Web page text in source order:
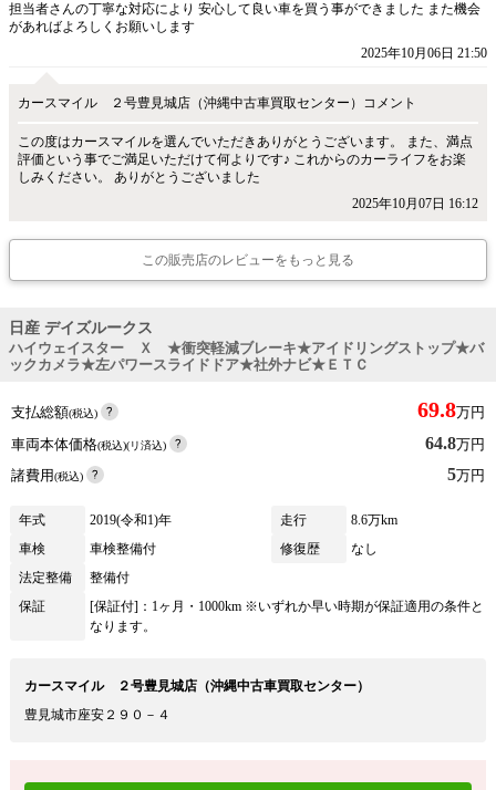
担当者さんの丁寧な対応により 安心して良い車を買う事ができました また機会
があればよろしくお願いします
2025年10月06日 21:50
カースマイル ２号豊見城店（沖縄中古車買取センター）コメント
この度はカースマイルを選んでいただきありがとうございます。 また、満点
評価という事でご満足いただけて何よりです♪ これからのカーライフをお楽
しみください。 ありがとうございました
2025年10月07日 16:12
この販売店のレビューをもっと見る
日産 デイズルークス
ハイウェイスター Ｘ ★衝突軽減ブレーキ★アイドリングストップ★バ
ックカメラ★左パワースライドドア★社外ナビ★ＥＴＣ
支払総額(税込) 69.8万円
車両本体価格(税込)(リ済込) 64.8万円
諸費用(税込) 5万円
年式 2019(令和1)年 走行
8.6万km
車検
車検整備付 修復歴
なし
法定整備
整備付
保証
[保証付]：1ヶ月・1000km ※いずれか早い時期が保証適用の条件と
なります。
カースマイル ２号豊見城店（沖縄中古車買取センター）
豊見城市座安２９０－４